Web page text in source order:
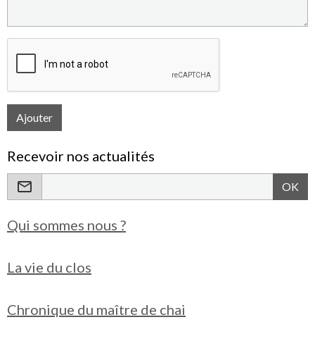
Ajouter
Recevoir nos actualités
OK
Qui sommes nous ?
La vie du clos
Chronique du maître de chai